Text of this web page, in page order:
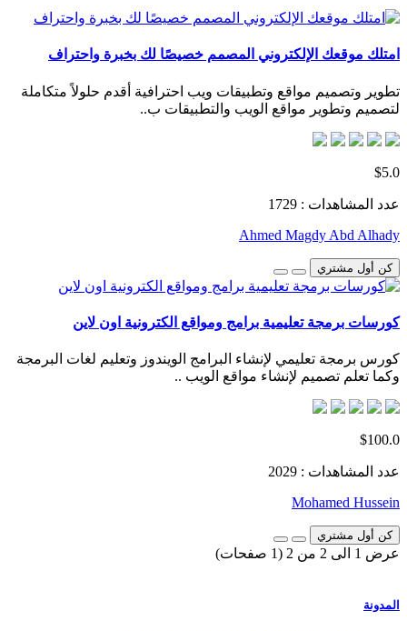
امتلك موقعك الإلكتروني المصمم خصيصًا لك بخبرة واحتراف
تطوير وتصميم مواقع وتطبيقات ويب احترافية أقدم حلولاً متكاملة
لتصميم وتطوير مواقع الويب والتطبيقات ب..
$5.0
عدد المشاهدات : 1729
Ahmed Magdy Abd Alhady
كن أول مشتري
كورسات برمجة تعليمية برامج ومواقع الكترونية اون لاين
كورس برمجة تعليمي لإنشاء البرامج الويندوز وتعليم لغات البرمجة
وكما تعلم تصميم لإنشاء مواقع الويب ..
$100.0
عدد المشاهدات : 2029
Mohamed Hussein
كن أول مشتري
عرض 1 الى 2 من 2 (1 صفحات)
المدونة